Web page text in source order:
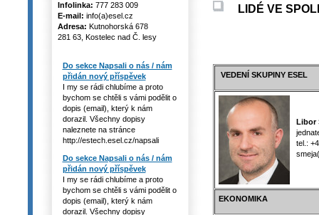
Infolinka: 777 283 009
E-mail: info(a)esel.cz
Adresa: Kutnohorská 678
281 63, Kostelec nad Č. lesy
Do sekce Napsali o nás / nám
přidán nový příspěvek
I my se rádi chlubíme a proto
bychom se chtěli s vámi podělit o
dopis (email), který k nám
dorazil. Všechny dopisy
naleznete na stránce
http://estech.esel.cz/napsali
Do sekce Napsali o nás / nám
přidán nový příspěvek
I my se rádi chlubíme a proto
bychom se chtěli s vámi podělit o
dopis (email), který k nám
dorazil. Všechny dopisy
LIDÉ VE
VEDENÍ SKUPINY ESEL
Libor
tel.:
EKONOMIKA